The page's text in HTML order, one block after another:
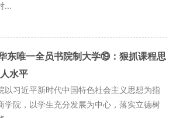
...
东唯一全员书院制大学⑲：狠抓课程思
水平
以习近平新时代中国特色社会主义思想为指
学院，以学生充分发展为中心，落实立德树